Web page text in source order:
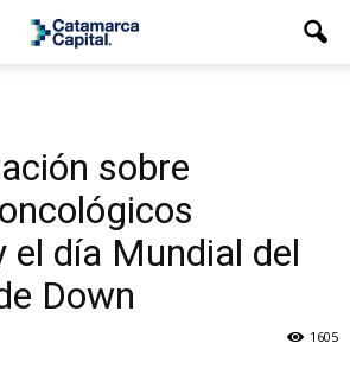
sobre
el día Mundial del
Down
1605